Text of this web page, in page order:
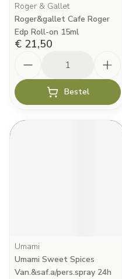
Roger & Gallet
Roger&gallet Cafe Roger
Edp Roll-on 15ml
€ 21,50
Bestel
Umami
Umami Sweet Spices
Van.&saf.a/pers.spray 24h